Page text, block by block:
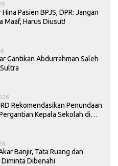
Pasien BPJS, DPR: Jangan
Maaf, Harus Diusut!
Gantikan Abdurrahman Saleh
Rekomendasikan Penundaan
Kepala Sekolah di
Banjir, Tata Ruang dan
Dibenahi